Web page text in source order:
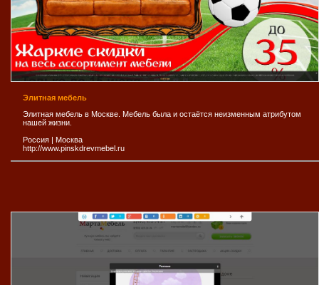
Элитная мебель
Элитная мебель в Москве. Мебель была и остаётся неизменным атрибутом
нашей жизни.
Россия | Москва
http://www.pinskdrevmebel.ru